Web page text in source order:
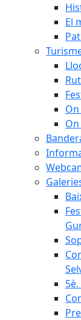
El